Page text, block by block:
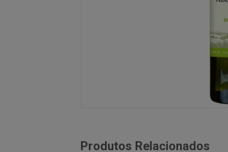
Produtos Relacionados